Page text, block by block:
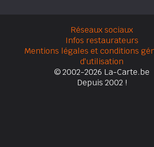
Réseaux sociaux
Infos restaurateurs
Mentions légales et conditions
d'utilisation
© 2002-2026 La-Carte.be
Depuis 2002 !